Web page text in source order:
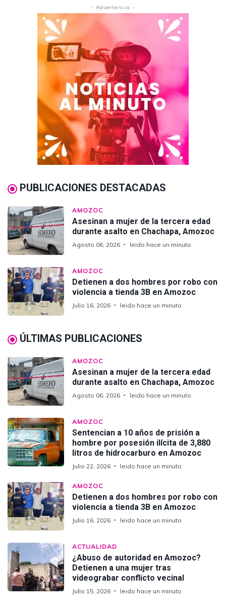
- Advertencia -
PUBLICACIONES DESTACADAS
AMOZOC
Asesinan a mujer de la tercera edad
durante asalto en Chachapa, Amozoc
Agosto 06, 2026 leido hace un minuto
AMOZOC
Detienen a dos hombres por robo con
violencia a tienda 3B en Amozoc
Julio 16, 2026 leido hace un minuto
ÚLTIMAS PUBLICACIONES
AMOZOC
Asesinan a mujer de la tercera edad
durante asalto en Chachapa, Amozoc
Agosto 06, 2026 leido hace un minuto
AMOZOC
Sentencian a 10 años de prisión a
hombre por posesión ilícita de 3,880
litros de hidrocarburo en Amozoc
Julio 22, 2026 leido hace un minuto
AMOZOC
Detienen a dos hombres por robo con
violencia a tienda 3B en Amozoc
Julio 16, 2026 leido hace un minuto
ACTUALIDAD
¿Abuso de autoridad en Amozoc?
Detienen a una mujer tras
videograbar conflicto vecinal
Julio 15, 2026 leido hace un minuto